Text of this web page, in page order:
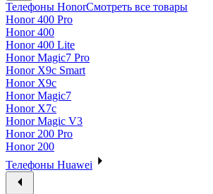
Телефоны HonorСмотреть все товары
Honor 400 Pro
Honor 400
Honor 400 Lite
Honor Magic7 Pro
Honor X9c Smart
Honor X9c
Honor Magic7
Honor X7c
Honor Magic V3
Honor 200 Pro
Honor 200
Телефоны Huawei